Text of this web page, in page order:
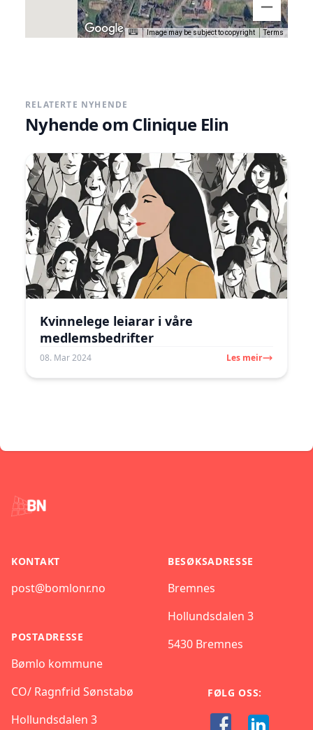
Image may be subject to copyright Terms
hudpleie
RELATERTE NYHENDE
Nyhende om Clinique Elin
Kvinnelege leiarar i våre
medlemsbedrifter
08. Mar 2024 Les meir
KONTAKT
post@bomlonr.no
POSTADRESSE
Bømlo kommune
CO/ Ragnfrid Sønstabø
Hollundsdalen 3
BESØKSADRESSE
Bremnes
Hollundsdalen 3
5430 Bremnes
FØLG OSS: